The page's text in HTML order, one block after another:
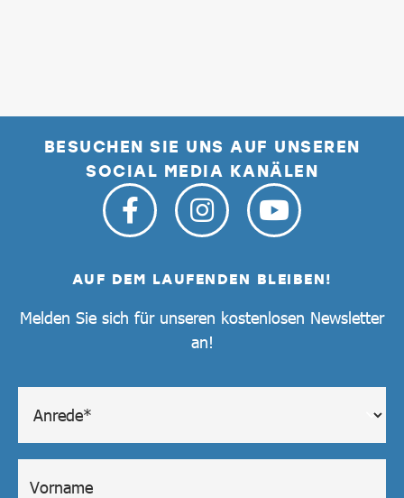
BESUCHEN SIE UNS AUF UNSEREN
SOCIAL MEDIA KANÄLEN
AUF DEM LAUFENDEN BLEIBEN!
Melden Sie sich für unseren kostenlosen Newsletter
an!